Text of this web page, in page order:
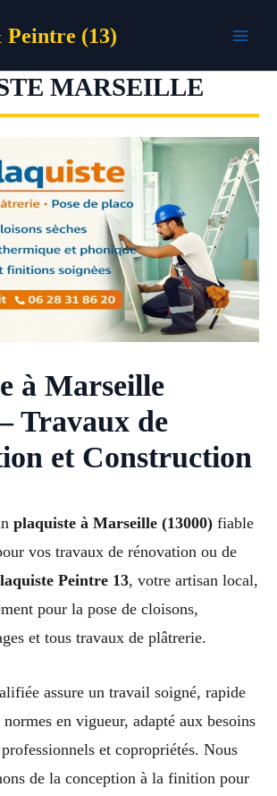
Peintre (13)
MARSEILLE
à Marseille
Travaux de
et Construction
plaquiste à Marseille (13000) fiable
vos travaux de rénovation ou de
Peintre 13, votre artisan local,
pour la pose de cloisons,
et tous travaux de plâtrerie.
assure un travail soigné, rapide
en vigueur, adapté aux besoins
et copropriétés. Nous
de la conception à la finition pour